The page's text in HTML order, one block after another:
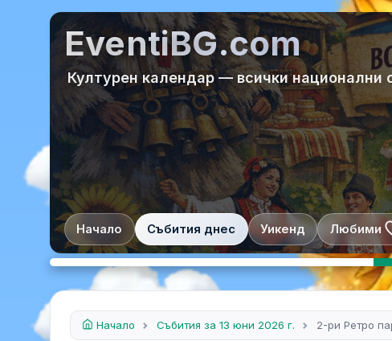
EventiBG.com
Културен календар — всички национални
Начало Събития днес Уикенд Любими
Начало Събития за 13 юни 2026 г. 2-ри Ретро